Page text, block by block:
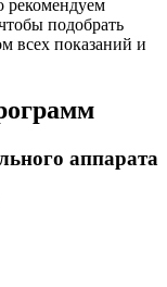
рекомендуем
подобрать
всех показаний и
аппарата